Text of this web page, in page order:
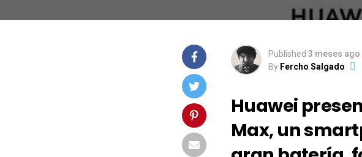
Published 3 meses ago
By Fercho Salgado
Huawei
Max, un